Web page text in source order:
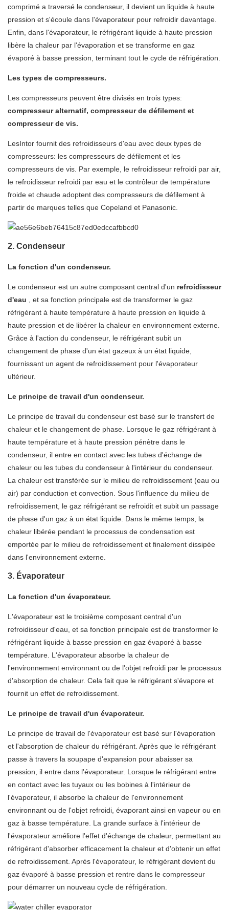
comprimé a traversé le condenseur, il devient un liquide à haute
pression et s'écoule dans l'évaporateur pour refroidir davantage.
Enfin, dans l'évaporateur, le réfrigérant liquide à haute pression
libère la chaleur par l'évaporation et se transforme en gaz
évaporé à basse pression, terminant tout le cycle de réfrigération.
Les types de compresseurs.
Les compresseurs peuvent être divisés en trois types:
compresseur alternatif, compresseur de défilement et
compresseur de vis.
LesIntor fournit des refroidisseurs d'eau avec deux types de
compresseurs: les compresseurs de défilement et les
compresseurs de vis. Par exemple, le refroidisseur refroidi par air,
le refroidisseur refroidi par eau et le contrôleur de température
froide et chaude adoptent des compresseurs de défilement à
partir de marques telles que Copeland et Panasonic.
2. Condenseur
La fonction d'un condenseur.
Le condenseur est un autre composant central d'un refroidisseur
d'eau , et sa fonction principale est de transformer le gaz
réfrigérant à haute température à haute pression en liquide à
haute pression et de libérer la chaleur en environnement externe.
Grâce à l'action du condenseur, le réfrigérant subit un
changement de phase d'un état gazeux à un état liquide,
fournissant un agent de refroidissement pour l'évaporateur
ultérieur.
Le principe de travail d'un condenseur.
Le principe de travail du condenseur est basé sur le transfert de
chaleur et le changement de phase. Lorsque le gaz réfrigérant à
haute température et à haute pression pénètre dans le
condenseur, il entre en contact avec les tubes d'échange de
chaleur ou les tubes du condenseur à l'intérieur du condenseur.
La chaleur est transférée sur le milieu de refroidissement (eau ou
air) par conduction et convection. Sous l'influence du milieu de
refroidissement, le gaz réfrigérant se refroidit et subit un passage
de phase d'un gaz à un état liquide. Dans le même temps, la
chaleur libérée pendant le processus de condensation est
emportée par le milieu de refroidissement et finalement dissipée
dans l'environnement externe.
3. Évaporateur
La fonction d'un évaporateur.
L'évaporateur est le troisième composant central d'un
refroidisseur d'eau, et sa fonction principale est de transformer le
réfrigérant liquide à basse pression en gaz évaporé à basse
température. L'évaporateur absorbe la chaleur de
l'environnement environnant ou de l'objet refroidi par le processus
d'absorption de chaleur. Cela fait que le réfrigérant s'évapore et
fournit un effet de refroidissement.
Le principe de travail d'un évaporateur.
Le principe de travail de l'évaporateur est basé sur l'évaporation
et l'absorption de chaleur du réfrigérant. Après que le réfrigérant
passe à travers la soupape d'expansion pour abaisser sa
pression, il entre dans l'évaporateur. Lorsque le réfrigérant entre
en contact avec les tuyaux ou les bobines à l'intérieur de
l'évaporateur, il absorbe la chaleur de l'environnement
environnant ou de l'objet refroidi, évaporant ainsi en vapeur ou en
gaz à basse température. La grande surface à l'intérieur de
l'évaporateur améliore l'effet d'échange de chaleur, permettant au
réfrigérant d'absorber efficacement la chaleur et d'obtenir un effet
de refroidissement. Après l'évaporateur, le réfrigérant devient du
gaz évaporé à basse pression et rentre dans le compresseur
pour démarrer un nouveau cycle de réfrigération.